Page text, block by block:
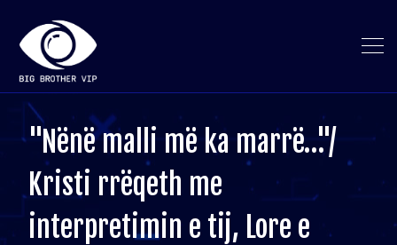
"Nënë malli më ka marrë…"/
Kristi rrëqeth me
interpretimin e tij, Lore e